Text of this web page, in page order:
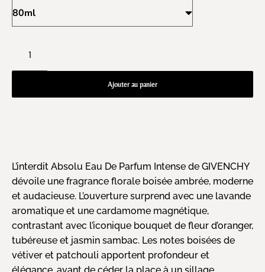
Ajouter au panier
L’interdit Absolu Eau De Parfum Intense de GIVENCHY
dévoile une fragrance florale boisée ambrée, moderne
et audacieuse. L’ouverture surprend avec une lavande
aromatique et une cardamome magnétique,
contrastant avec l’iconique bouquet de fleur d’oranger,
tubéreuse et jasmin sambac. Les notes boisées de
vétiver et patchouli apportent profondeur et